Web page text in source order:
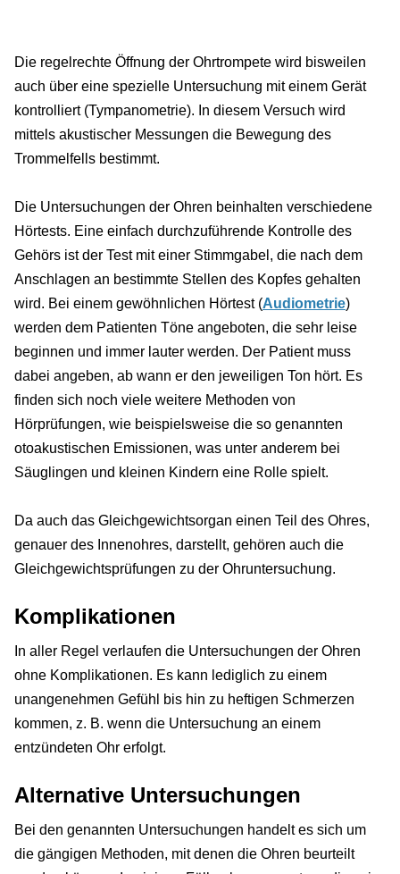
Die regelrechte Öffnung der Ohrtrompete wird bisweilen
auch über eine spezielle Untersuchung mit einem Gerät
kontrolliert (Tympanometrie). In diesem Versuch wird
mittels akustischer Messungen die Bewegung des
Trommelfells bestimmt.
Die Untersuchungen der Ohren beinhalten verschiedene
Hörtests. Eine einfach durchzuführende Kontrolle des
Gehörs ist der Test mit einer Stimmgabel, die nach dem
Anschlagen an bestimmte Stellen des Kopfes gehalten
wird. Bei einem gewöhnlichen Hörtest (Audiometrie)
werden dem Patienten Töne angeboten, die sehr leise
beginnen und immer lauter werden. Der Patient muss
dabei angeben, ab wann er den jeweiligen Ton hört. Es
finden sich noch viele weitere Methoden von
Hörprüfungen, wie beispielsweise die so genannten
otoakustischen Emissionen, was unter anderem bei
Säuglingen und kleinen Kindern eine Rolle spielt.
Da auch das Gleichgewichtsorgan einen Teil des Ohres,
genauer des Innenohres, darstellt, gehören auch die
Gleichgewichtsprüfungen zu der Ohruntersuchung.
Komplikationen
In aller Regel verlaufen die Untersuchungen der Ohren
ohne Komplikationen. Es kann lediglich zu einem
unangenehmen Gefühl bis hin zu heftigen Schmerzen
kommen, z. B. wenn die Untersuchung an einem
entzündeten Ohr erfolgt.
Alternative Untersuchungen
Bei den genannten Untersuchungen handelt es sich um
die gängigen Methoden, mit denen die Ohren beurteilt